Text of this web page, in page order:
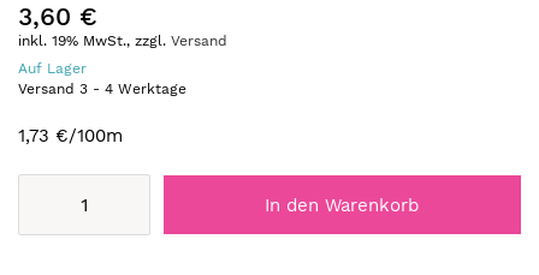
3,60 €
inkl. 19% MwSt., zzgl. Versand
Auf Lager
Versand 3 - 4 Werktage
1,73 €/100m
In den Warenkorb